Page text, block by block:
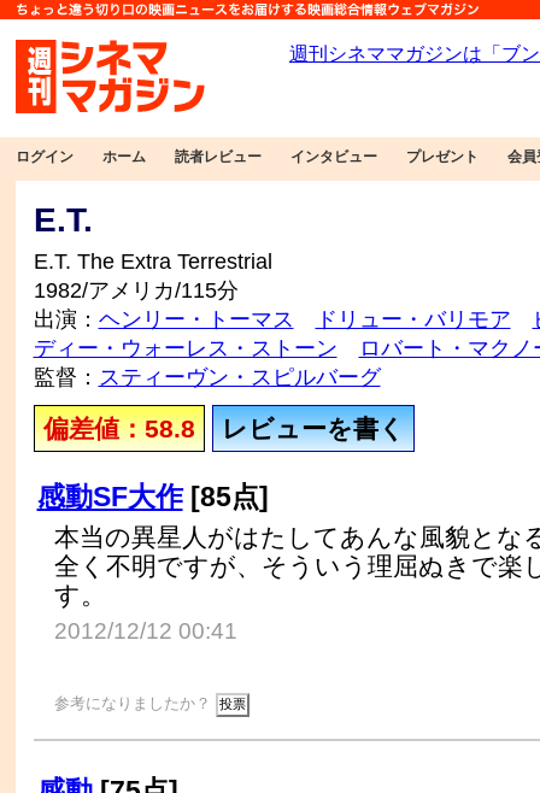
ログイン ホーム 読者レビュー インタビュー プレゼント 会員
E.T.
E.T. The Extra Terrestrial
1982/アメリカ/115分
出演： ヘンリー・トーマス ドリュー・バリモア
ディー・ウォーレス・ストーン
ロバート・マクノ
監督： スティーヴン・スピルバーグ
偏差値：58.8 レビューを書く
感動SF大作[85点]
本当の異星人がはたしてあんな風貌とな
全く不明ですが、そういう理屈ぬきで楽
す。
2012/12/12 00:41
参考になりましたか？